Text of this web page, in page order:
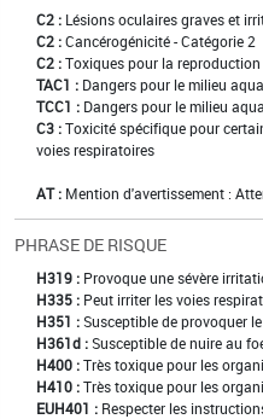
C2 : Lésions oculaires graves et
C2 : Cancérogénicité - Catégorie 2
C2 : Toxiques pour la reproduction
TAC1 : Dangers pour le milieu
TCC1 : Dangers pour le milieu
C3 : Toxicité spécifique pour
voies respiratoires
AT : Mention d'avertissement :
PHRASE DE RISQUE
H319 : Provoque une sévère
H335 : Peut irriter les voies
H351 : Susceptible de provoquer
H361d : Susceptible de nuire au
H400 : Très toxique pour les
H410 : Très toxique pour les
EUH401 : Respecter les